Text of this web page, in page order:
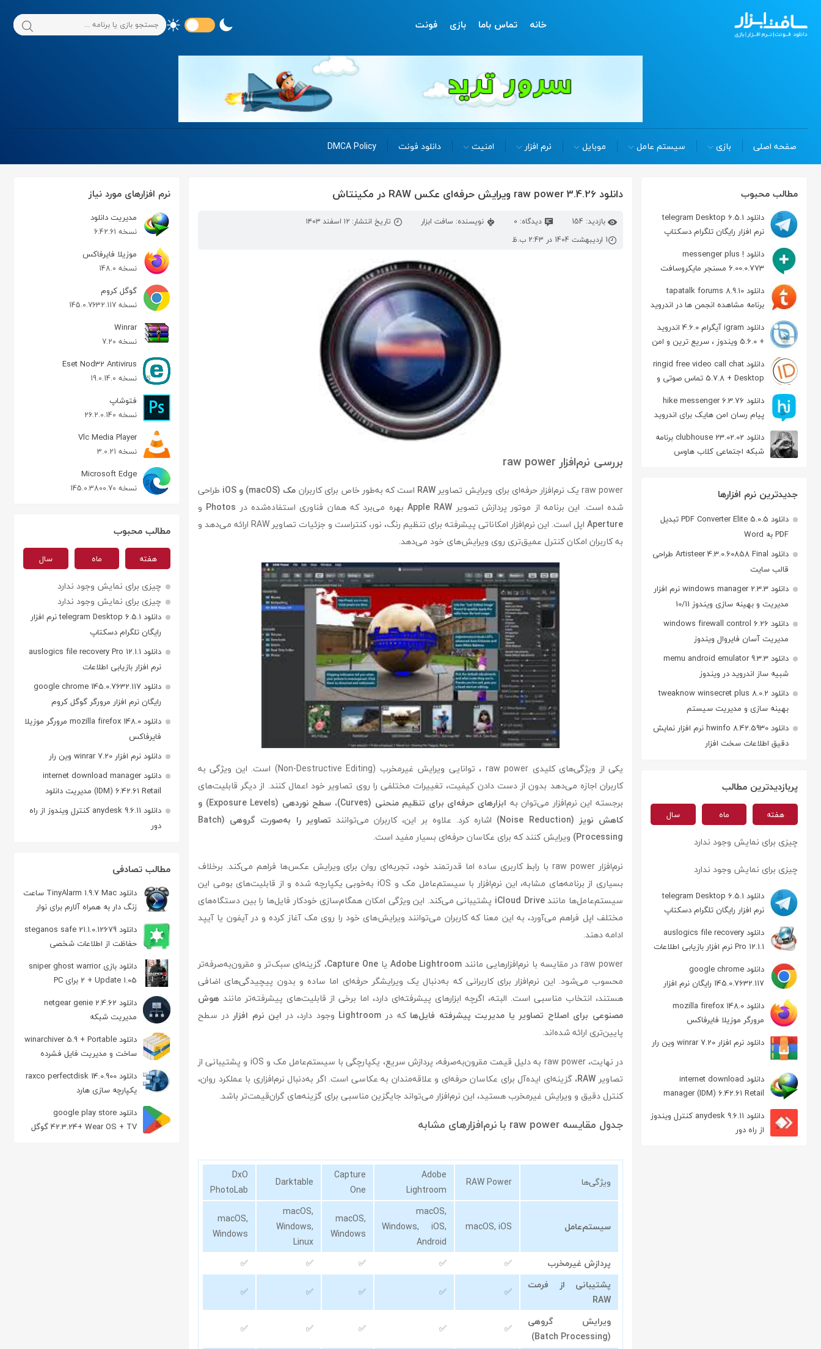
خانه تماس باما بازی فونت
صفحه اصلی بازی سیستم عامل موبایل نرم افزار امنیت دانلود فونت DMCA Policy
مطالب محبوب
دانلود telegram Desktop 6.5.1
نرم افزار رایگان تلگرام دسکتاپ
دانلود messenger plus !
6.00.0.773 مسنجر مایکروسافت
دانلود tapatalk forums 8.9.10
برنامه مشاهده انجمن ها در اندروید
دانلود igram آیگرام 4.6.0 اندروید
+ 5.6.0 ویندوز ، سریع ترین و امن
ترین نسخه تلگرام
دانلود ringid free video call chat
5.7.8 + Desktop تماس صوتی و
تصویری در اندروید
دانلود hike messenger 6.3.76
پیام‌ رسان‌ امن هایک برای اندروید
دانلود clubhouse 23.02.02 برنامه
شبکه اجتماعی کلاب هاوس
جدیدترین نرم افزارها
دانلود PDF Converter Elite 5.0.5 تبدیل
PDF به Word
دانلود Artisteer 4.3.0.60858 Final طراحی
قالب سایت
دانلود windows manager 2.3.3 نرم افزار
مدیریت و بهینه سازی ویندوز 10/11
دانلود windows firewall control 6.26
مدیریت آسان فایروال ویندوز
دانلود memu android emulator 9.3.3
شبیه ساز اندروید در ویندوز
دانلود tweaknow winsecret plus 8.0.2
بهینه سازی و مدیریت سیستم
دانلود hwinfo 8.42.5930 نرم افزار نمایش
دقیق اطلاعات سخت افزار
پربازدیدترین مطالب
هفته ماه سال
چیزی برای نمایش وجود ندارد
چیزی برای نمایش وجود ندارد
دانلود telegram Desktop 6.5.1
نرم افزار رایگان تلگرام دسکتاپ
دانلود auslogics file recovery
Pro 12.1.1 نرم افزار بازیابی اطلاعات
دانلود google chrome
145.0.7632.117 رایگان نرم افزار
مرورگر گوگل کروم
دانلود mozilla firefox 148.0
مرورگر موزیلا فایرفاکس
دانلود نرم افزار winrar 7.20 وین رار
دانلود internet download
manager (IDM) 6.42.61 Retail
مدیریت دانلود
دانلود anydesk 9.6.11 کنترل ویندوز
از راه دور
دانلود raw power 3.4.26 ویرایش حرفه‌ای عکس RAW در مکینتاش
بازدید: 154 دیدگاه: 0 نویسنده: سافت ابزار
تاریخ انتشار: ۱۲ اسفند ۱۴۰۳
1 اردیبهشت 1404 در 2:43 ب.ظ
بررسی نرم‌افزار raw power
raw power یک نرم‌افزار حرفه‌ای برای ویرایش تصاویر RAW است که به‌طور خاص برای کاربران مک (macOS) و iOS
طراحی
شده است. این برنامه از موتور پردازش تصویر Apple RAWبهره می‌برد که همان فناوری استفاده‌شده در Photos و
Aperture
اپل است. این نرم‌افزار امکاناتی پیشرفته برای تنظیم رنگ، نور، کنتراست و جزئیات تصاویر RAW ارائه می‌دهد و
به کاربران امکان کنترل عمیق‌تری روی ویرایش‌های خود می‌دهد.
یکی از ویژگی‌های کلیدی raw power ، توانایی ویرایش غیرمخرب (Non-Destructive Editing) است. این ویژگی به
کاربران اجازه می‌دهد بدون از دست دادن کیفیت، تغییرات مختلفی را روی تصاویر خود اعمال کنند. از دیگر قابلیت‌های
برجسته این نرم‌افزار می‌توان به
ابزارهای حرفه‌ای برای تنظیم منحنی (Curves)، سطح نوردهی (Exposure Levels) و
کاهش نویز (Noise Reduction)
اشاره کرد. علاوه بر این، کاربران می‌توانند
تصاویر را به‌صورت گروهی (Batch
Processing) ویرایش کنند که برای عکاسان حرفه‌ای بسیار مفید است.
نرم‌افزار raw power با رابط کاربری ساده اما قدرتمند خود، تجربه‌ای روان برای ویرایش عکس‌ها فراهم می‌کند. برخلاف
بسیاری از برنامه‌های مشابه، این نرم‌افزار با سیستم‌عامل مک و iOS به‌خوبی یکپارچه شده و از قابلیت‌های بومی این
سیستم‌عامل‌ها مانندiCloud Drive پشتیبانی می‌کند. این ویژگی امکان همگام‌سازی خودکار فایل‌ها را بین دستگاه‌های
مختلف اپل فراهم می‌آورد، به این معنا که کاربران می‌توانند ویرایش‌های خود را روی مک آغاز کرده و در آیفون یا آیپد
ادامه دهند.
raw power در مقایسه با نرم‌افزارهایی مانند
Adobe Lightroom یا Capture One، گزینه‌ای سبک‌تر و مقرون‌به‌صرفه‌تر
محسوب می‌شود. این نرم‌افزار برای کاربرانی که به‌دنبال یک ویرایشگر حرفه‌ای اما ساده و بدون پیچیدگی‌های اضافی
هستند، انتخاب مناسبی است. البته، اگرچه ابزارهای پیشرفته‌ای دارد، اما برخی از قابلیت‌های پیشرفته‌تر مانند هوش
مصنوعی برای اصلاح تصاویر یا مدیریت پیشرفته فایل‌ها که در Lightroom وجود دارد، در این نرم افزاردر سطح
پایین‌تری ارائه شده‌اند.
در نهایت، raw power به دلیل قیمت مقرون‌به‌صرفه، پردازش سریع، یکپارچگی با سیستم‌عامل مک و iOS و پشتیبانی از
تصاویر RAW، گزینه‌ای ایده‌آل برای عکاسان حرفه‌ای و علاقه‌مندان به عکاسی است. اگر به‌دنبال نرم‌افزاری با عملکرد روان،
کنترل دقیق و ویرایش غیرمخرب هستید، این نرم‌افزار می‌تواند جایگزین مناسبی برای گزینه‌های گران‌قیمت‌تر باشد.
جدول مقایسه raw power با نرم‌افزارهای مشابه
ویژگی‌ها RAW Power
Adobe
Lightroom
Capture
One
Darktable
DxO
PhotoLab
سیستم‌عامل macOS, iOS
macOS,
Windows, iOS,
Android
macOS,
Windows
macOS,
Windows,
Linux
macOS,
Windows
پردازش غیرمخرب
✅
✅
✅
✅
✅
پشتیبانی از فرمت
RAW
✅
✅
✅
✅
✅
ویرایش گروهی
(Batch Processing)
✅
✅
✅
✅
✅
نرم افزارهای مورد نیاز
مدیریت دانلود
نسخه 6.42.61
موزیلا فایرفاکس
نسخه 148.0
گوگل کروم
نسخه 145.0.7632.117
Winrar
نسخه 7.20
Eset Nod32 Antivirus
نسخه 19.0.14.0
فتوشاپ
نسخه 26.2.0.140
Vlc Media Player
نسخه 3.0.21
Microsoft Edge
نسخه 145.0.3800.70
مطالب محبوب
هفته ماه سال
چیزی برای نمایش وجود ندارد
چیزی برای نمایش وجود ندارد
دانلود telegram Desktop 6.5.1 نرم افزار
رایگان تلگرام دسکتاپ
دانلود auslogics file recovery Pro 12.1.1
نرم افزار بازیابی اطلاعات
دانلود google chrome 145.0.7632.117
رایگان نرم افزار مرورگر گوگل کروم
دانلود mozilla firefox 148.0 مرورگر موزیلا
فایرفاکس
دانلود نرم افزار winrar 7.20 وین رار
دانلود internet download manager
(IDM) 6.42.61 Retail مدیریت دانلود
دانلود anydesk 9.6.11 کنترل ویندوز از راه
دور
مطالب تصادفی
دانلود TinyAlarm 1.9.7 Mac ساعت
زنگ دار به همراه آلارم برای نوار
منوی مکینتاش
دانلود steganos safe 21.1.0.12679
حفاظت از اطلاعات شخصی
دانلود بازی sniper ghost warrior
2 + Update 1.05 برای PC
دانلود netgear genie 2.4.62
مدیریت شبکه
دانلود winarchiver 5.9 + Portable
ساخت و مدیریت فایل فشرده
دانلود raxco perfectdisk 14.0.900
یکپارچه سازی هارد
دانلود google play store
42.3.24+ Wear OS + TV گوگل